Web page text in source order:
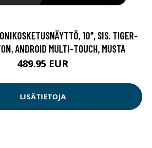
10", SIS. TIGER-
ANDROID MULTI-TOUCH, MUSTA
489.95 EUR
LISÄTIETOJA